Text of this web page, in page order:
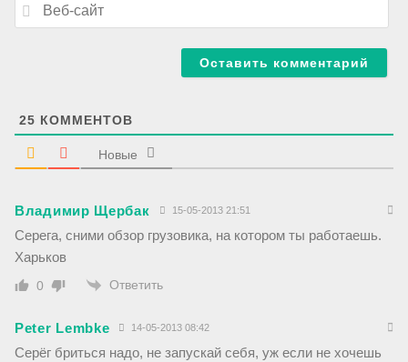
25 КОММЕНТОВ
Новые
Владимир Щербак 15-05-2013 21:51
Серега, сними обзор грузовика, на котором ты работаешь.
Харьков
0 Ответить
Peter Lembke 14-05-2013 08:42
Серёг бриться надо, не запускай себя, уж если не хочешь